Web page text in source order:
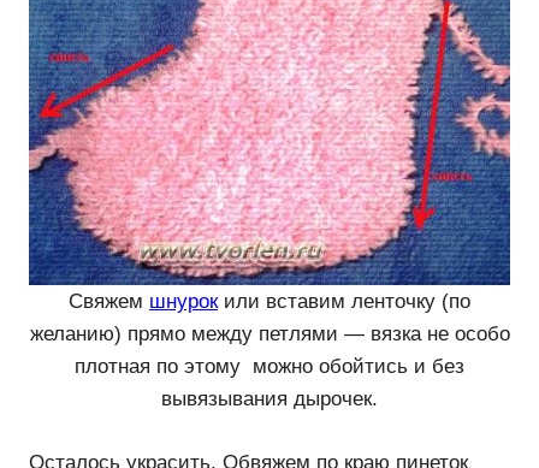
Свяжем шнурокили вставим ленточку (по
желанию) прямо между петлями — вязка не особо
плотная по этому можно обойтись и без
вывязывания дырочек.
Осталось украсить. Обвяжем по краю пинеток